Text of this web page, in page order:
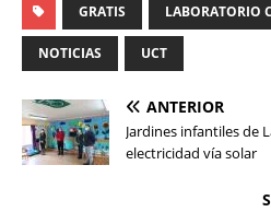
GRATIS LABORATORIO
NOTICIAS UCT
ANTERIOR
Jardines infantiles de
electricidad vía solar